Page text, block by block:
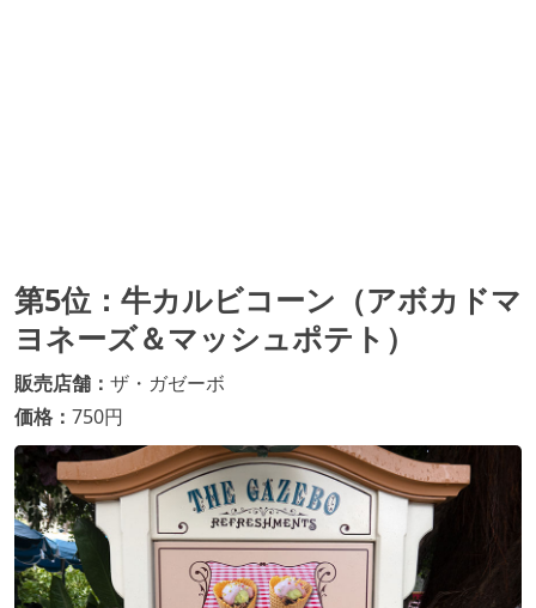
第5位：牛カルビコーン（アボカドマ
ヨネーズ＆マッシュポテト）
販売店舗： ザ・ガゼーボ
価格： 750円